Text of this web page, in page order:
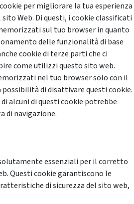
per migliorare la tua esperienza
Web. Di questi, i cookie classificati
sul tuo browser in quanto
delle funzionalità di base
cookie di terze parti che ci
come utilizzi questo sito web.
nel tuo browser solo con il
possibilità di disattivare questi cookie.
alcuni di questi cookie potrebbe
di navigazione.
essenziali per il corretto
Questi cookie garantiscono le
di sicurezza del sito web,